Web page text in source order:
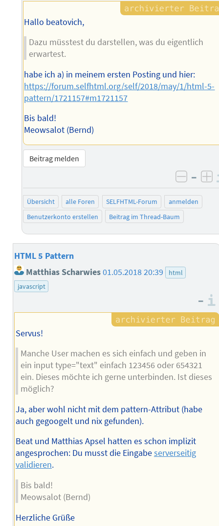
Hallo beatovich,
Dazu müsstest du darstellen, was du eigentlich
erwartest.
habe ich a) in meinem ersten Posting und hier:
https://forum.selfhtml.org/self/2018/may/1/html-5-
pattern/1721157#m1721157
Bis bald!
Meowsalot (Bernd)
Beitrag melden
–
Übersicht alle Foren SELFHTML-Forum
anmelden
Benutzerkonto erstellen
Beitrag im Thread-Baum
HTML 5 Pattern
Matthias Scharwies01.05.2018 20:39
html
javascript
–
Servus!
Manche User machen es sich einfach und geben in
ein input type="text" einfach 123456 oder 654321
ein. Dieses möchte ich gerne unterbinden. Ist dieses
möglich?
Ja, aber wohl nicht mit dem pattern-Attribut (habe
auch gegoogelt und nix gefunden).
Beat und Matthias Apsel hatten es schon implizit
angesprochen: Du musst die Eingabeserverseitig
validieren.
Bis bald!
Meowsalot (Bernd)
Herzliche Grüße